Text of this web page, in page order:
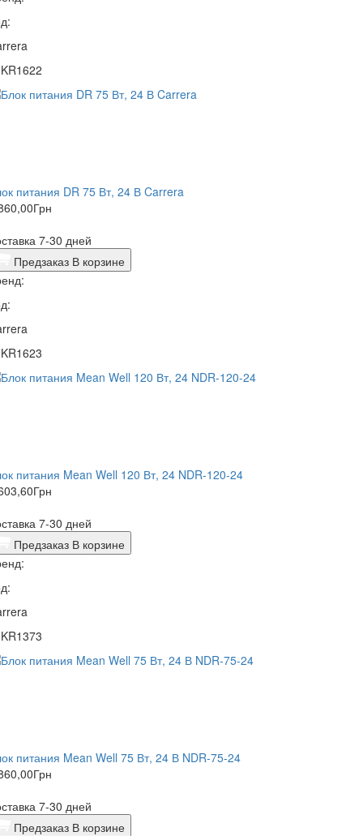
питания DR 75 Вт, 24 В Carrera
Грн
7-30 дней
Предзаказ В корзине
питания Mean Well 120 Вт, 24 NDR-120-24
Грн
7-30 дней
Предзаказ В корзине
питания Mean Well 75 Вт, 24 В NDR-75-24
Грн
7-30 дней
Предзаказ В корзине